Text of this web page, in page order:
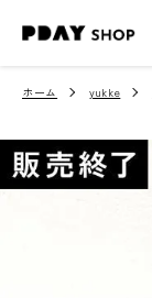
ホーム yukke